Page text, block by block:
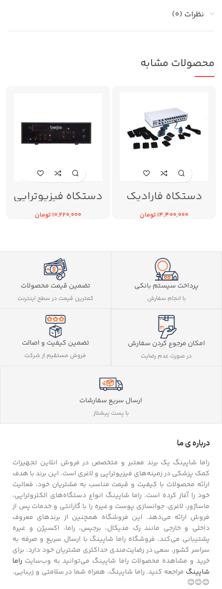
نظرات (0)
محصولات مشابه
دستگاه فارادیک
کانال برجیس مدل
ST90
14,400,000تومان
دستگاه فیزیوتراپی
برجیس مدل SL400
10,220,000تومان
پرداخت سیستم بانکی
با انجام سفارش
تضمین قیمت محصولات
کمترین قیمت در سطح اینترنت
امکان مرجوع کردن سفارش
در صورت عدم رضایت
تضمین کیفیت و اصالت
فروش مستقیم از شرکت
ارسال سریع سفارشات
با پست پیشتاز
درباره ی ما
راما شاپینگ یک برند معتبر و متخصص در فروش انلاین تجهیزات
کمک پزشکی در زمینه‌های فیزیوتراپی و لاغری است. این برند با هدف
ارائه محصولات با کیفیت و قیمت مناسب به مشتریان خود، فعالیت
خود را آغاز کرده است. راما شاپینگ انواع دستگاه‌های الکتروتراپی،
ماساژور، لاغری، جوانسازی پوست و غیره را با گارانتی و خدمات پس از
فروش ارائه می‌دهد. این فروشگاه همچنین از برندهای معروف
داخلی و خارجی مانند رک مدیکال، برجیس، راما، اکسیژن و غیره
پشتیبانی می‌کند. فروشگاه راما شاپینگ با ارسال سریع و صرفه به
سراسر کشور، سعی در رضایت‌مندی حداکثری مشتریان خود دارد. برای
خرید و مشاهده محصولات راما شاپینگ می‌توانید به وب‌سایت راما
شاپینگ مراجعه کنید. راما شاپینگ، همراه شما در سلامتی و زیبایی.
😊😊😊